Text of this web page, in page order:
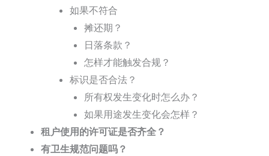
如果不符合
摊还期？
日落条款？
怎样才能触发合规？
标识是否合法？
所有权发生变化时怎么办？
如果用途发生变化会怎样？
租户使用的许可证是否齐全？
有卫生规范问题吗？